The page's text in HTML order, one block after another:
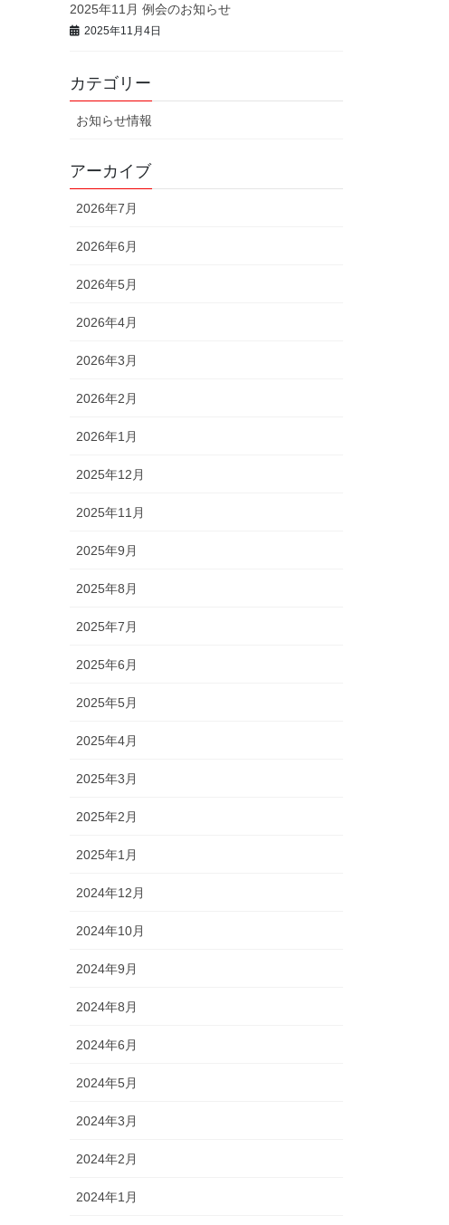
2025年11月 例会のお知らせ
2025年11月4日
カテゴリー
お知らせ情報
アーカイブ
2026年7月
2026年6月
2026年5月
2026年4月
2026年3月
2026年2月
2026年1月
2025年12月
2025年11月
2025年9月
2025年8月
2025年7月
2025年6月
2025年5月
2025年4月
2025年3月
2025年2月
2025年1月
2024年12月
2024年10月
2024年9月
2024年8月
2024年6月
2024年5月
2024年3月
2024年2月
2024年1月